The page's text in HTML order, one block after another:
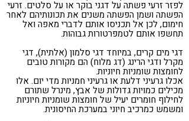
לפזר זרעי פשתה על דגני בוקר או על סלטים. זרעי
הפשתה ושמן הפשתה משנים את תכונותיהם לאחר
חימום, לכן אל תכניסו אותם לדברי מאפה ואל
תחשפו אותם לטמפרטורות גבוהות.
דגי מים קרים, במיוחד דגי סלמון (אלתית), דגי
מקרל ודגי הרינג (דג מלוח) הם מקורות טובים
לחומצות שומניות חיוניות.
אכלו גרעיני דלעת או גרעיני חמניות מדי יום. אלו
מכילים כמויות גדולות של אבץ, מינרל שתורם
לחילוף חומרים יעיל של חומצות שומניות חיוניות
ומשמש כמרכיב חיוני במערכת החיסונית.